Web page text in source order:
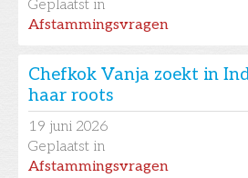
Geplaatst in
Afstammingsvragen
Chefkok Vanja zoekt in
haar roots
19 juni 2026
Geplaatst in
Afstammingsvragen